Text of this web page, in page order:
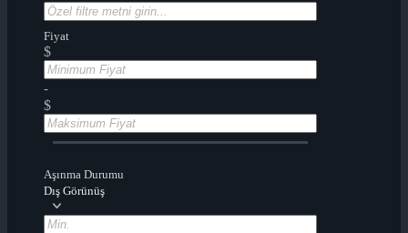
Fiyat
$
-
$
Aşınma Durumu
Dış Görünüş